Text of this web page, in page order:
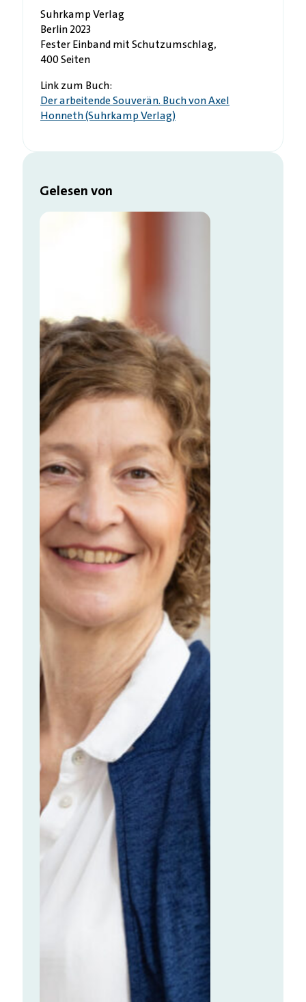
Suhrkamp Verlag
Berlin 2023
Fester Einband mit Schutzumschlag,
400 Seiten
Link zum Buch:
Der arbeitende Souverän. Buch von Axel
Honneth (Suhrkamp Verlag)
Gelesen von